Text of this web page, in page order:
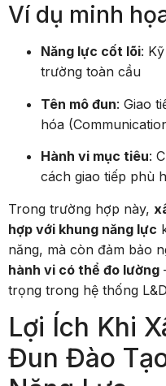
Ví dụ minh
Năng lực cốt lõi:
trường toàn cầu
Tên mô đun: Giao
hóa
Hành vi mục tiêu:
cách giao tiếp phù
Trong trường hợp này,
hợp với khung năng lực
năng, mà còn đảm bảo
hành vi có thể đo lường
trọng trong hệ thống
Lợi Ích Khi
Đun Đào